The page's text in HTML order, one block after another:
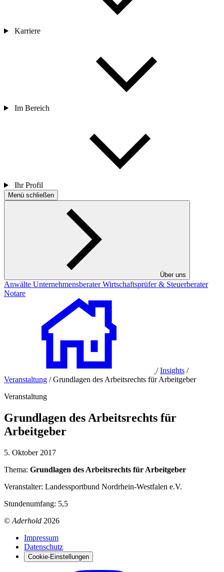
Karriere
Im Bereich
Ihr Profil
Menü schließen
Über uns
Anwälte UnternehmensberaterWirtschaftsprüfer & Steuerberater
Notare
/ Insights /
Veranstaltung / Grundlagen des Arbeitsrechts für Arbeitgeber
Veranstaltung
Grundlagen des Arbeitsrechts für
Arbeitgeber
5. Oktober 2017
Thema: Grundlagen des Arbeitsrechts für Arbeitgeber
Veranstalter: Landessportbund Nordrhein-Westfalen e.V.
Stundenumfang: 5,5
© Aderhold 2026
Impressum
Datenschutz
Cookie-Einstellungen